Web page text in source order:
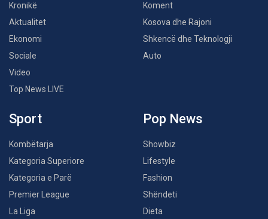
Kronikë
Aktualitet
Ekonomi
Sociale
Video
Top News LIVE
Koment
Kosova dhe Rajoni
Shkencë dhe Teknologji
Auto
Sport
Kombëtarja
Kategoria Superiore
Kategoria e Parë
Premier League
La Liga
Pop News
Showbiz
Lifestyle
Fashion
Shëndeti
Dieta